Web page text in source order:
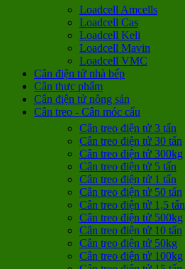
Loadcell Amcells
Loadcell Cas
Loadcell Keli
Loadcell Mavin
Loadcell VMC
Cân điện tử nhà bếp
Cân thực phẩm
Cân điện tử nông sản
Cân treo - Cân móc cẩu
Cân treo điện tử 3 tấn
Cân treo điện tử 30 tấn
Cân treo điện tử 300kg
Cân treo điện tử 5 tấn
Cân treo điện tử 1 tấn
Cân treo điện tử 50 tấn
Cân treo điện tử 1,5 tấn
Cân treo điện tử 500kg
Cân treo điện tử 10 tấn
Cân treo điện tử 50kg
Cân treo điện tử 100kg